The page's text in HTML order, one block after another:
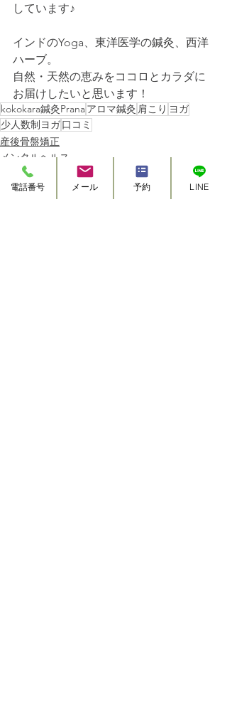
しています♪
インドのYoga、東洋医学の鍼灸、西洋
ハーブ。
自然・天然の恵みをココロとカラダに
お届けしたいと思います！
kokokara鍼灸Pranaアロマ鍼灸 肩こり ヨガ
少人数制ヨガ口コミ
産後骨盤矯正
メンタルヘルス
レッスン
電話番号 メール 予約 LINE